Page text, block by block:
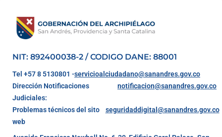
NIT: 892400038-2 / CODIGO DANE: 88001
Tel +57 8 5130801 -servicioalciudadano@sanandres.gov.co
Dirección Notificaciones
Judiciales:
notificacion@sanandres.gov.co
Problemas técnicos del sito
web
seguridaddigital@sanandres.gov.co